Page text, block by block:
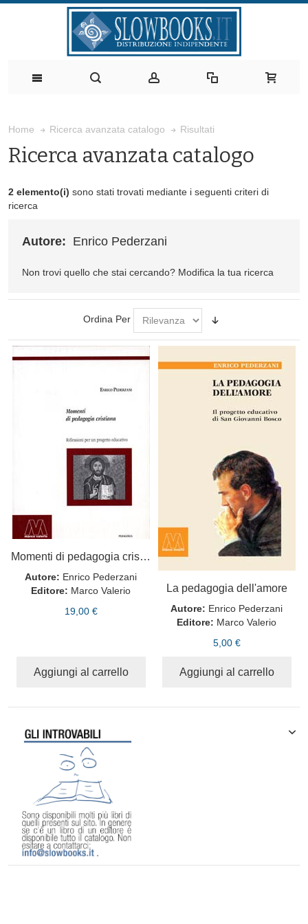
Home Ricerca avanzata catalogo Risultati
Ricerca avanzata catalogo
2 elemento(i) sono stati trovati mediante i seguenti criteri di
ricerca
Autore: Enrico Pederzani
Non trovi quello che stai cercando? Modifica la tua ricerca
Ordina Per
Momenti di pedagogia cristiana
Autore: Enrico Pederzani
Editore: Marco Valerio
19,00 €
Aggiungi al carrello
La pedagogia dell'amore
Autore: Enrico Pederzani
Editore: Marco Valerio
5,00 €
Aggiungi al carrello